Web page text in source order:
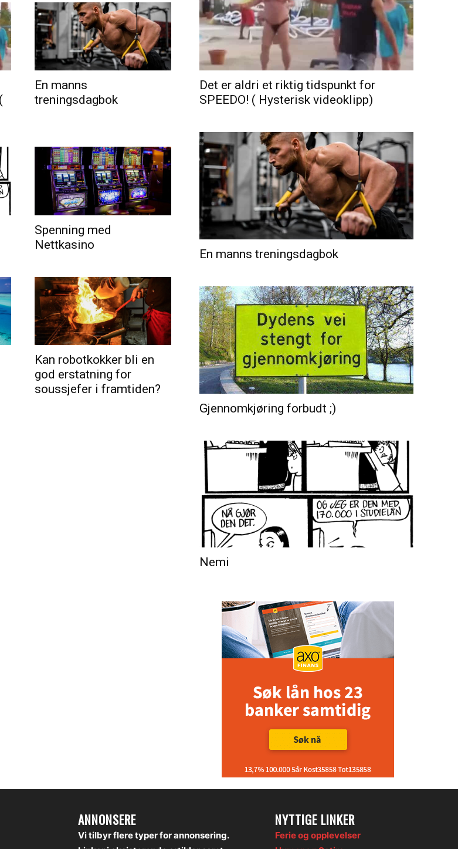
En manns
treningsdagbok
Spenning med
Nettkasino
Kan robotkokker bli en
god erstatning for
soussjefer i framtiden?
Det er aldri et riktig tidspunkt for
SPEEDO! ( Hysterisk videoklipp)
En manns treningsdagbok
Gjennomkjøring forbudt ;)
Nemi
ANNONSERE
Vi tilbyr flere typer for annonsering.
NYTTIGE LINKER
Ferie og opplevelser